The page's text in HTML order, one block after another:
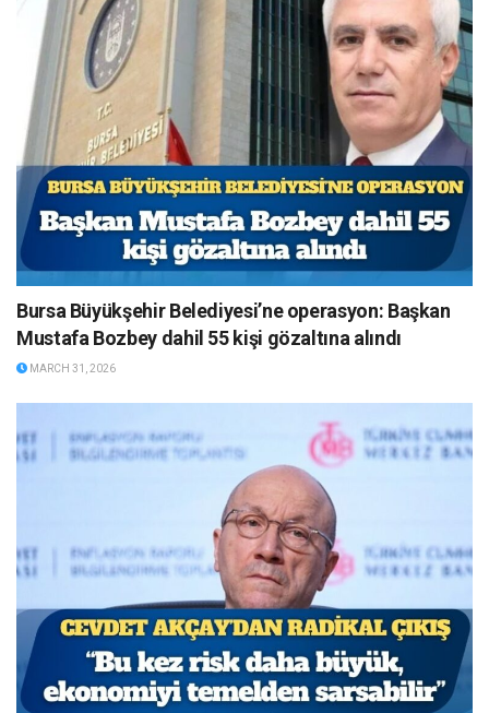
Bursa Büyükşehir Belediyesi’ne operasyon: Başkan
Mustafa Bozbey dahil 55 kişi gözaltına alındı
MARCH 31, 2026